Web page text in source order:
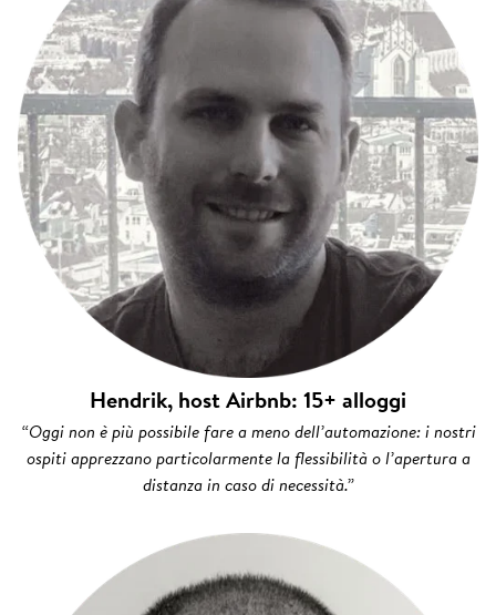
Hendrik, host Airbnb: 15+ alloggi
“Oggi non è più possibile fare a meno dell’automazione: i nostri
ospiti apprezzano particolarmente la flessibilità o l’apertura a
distanza in caso di necessità.”